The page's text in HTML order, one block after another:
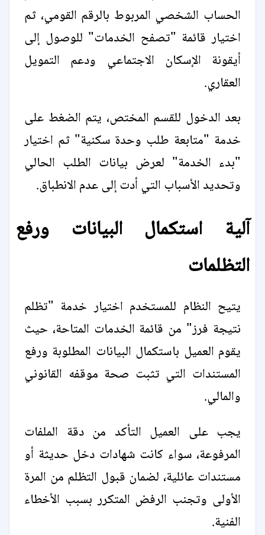
الحساب الشخصي المربوط بالرقم القومي، ثم
اختيار قائمة "تصفح الخدمات" للوصول إلى
أيقونة الإسكان الاجتماعي ودعم التمويل
العقاري.
بعد الدخول للقسم المختص، يتم الضغط على
خدمة "متابعة طلب وحدة سكنية" ثم اختيار
"بدء الخدمة" لعرض بيانات الطلب الحالي
وتحديد الأسباب التي أدت إلى عدم الانطباق.
آلية استكمال البيانات ورفع
التظلمات
يتيح النظام للمستخدم اختيار خدمة "تظلم
نتيجة فرز" من قائمة الخدمات المتاحة، حيث
يقوم العميل باستكمال البيانات المطلوبة ورفع
المستندات التي تثبت صحة موقفه القانوني
والمالي.
يجب على العميل التأكد من دقة الملفات
المرفوعة، سواء كانت شهادات دخل حديثة أو
مستندات عائلية، لضمان قبول التظلم من المرة
الأولى وتجنب الرفض المتكرر بسبب الأخطاء
الفنية.